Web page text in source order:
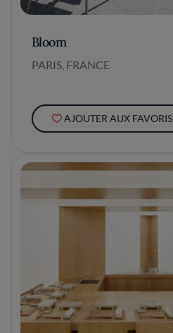
Bloom
PARIS, FRANCE
AJOUTER AUX FAVORIS